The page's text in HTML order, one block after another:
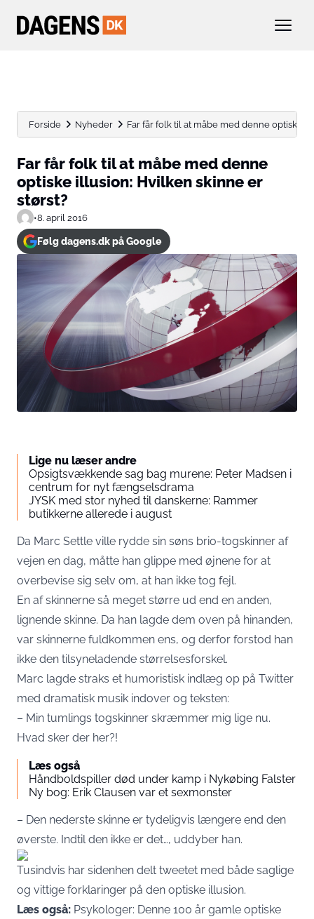
Forside Nyheder Far får folk til at måbe med denne optiske
Far får folk til at måbe med denne
optiske illusion: Hvilken skinne er
størst?
•8. april 2016
Følg dagens.dk på Google
Lige nu læser andre
Opsigtsvækkende sag bag murene: Peter Madsen i
centrum for nyt fængselsdrama
JYSK med stor nyhed til danskerne: Rammer
butikkerne allerede i august
Da Marc Settle ville rydde sin søns brio-togskinner af
vejen en dag, måtte han glippe med øjnene for at
overbevise sig selv om, at han ikke tog fejl.
En af skinnerne så meget større ud end en anden,
lignende skinne. Da han lagde dem oven på hinanden,
var skinnerne fuldkommen ens, og derfor forstod han
ikke den tilsyneladende størrelsesforskel.
Marc lagde straks et humoristisk indlæg op på Twitter
med dramatisk musik indover og teksten:
– Min tumlings togskinner skræmmer mig lige nu.
Hvad sker der her?!
Læs også
Håndboldspiller død under kamp i Nykøbing Falster
Ny bog: Erik Clausen var et sexmonster
– Den nederste skinne er tydeligvis længere end den
øverste. Indtil den ikke er det…, uddyber han.
Tusindvis har sidenhen delt tweetet med både saglige
og vittige forklaringer på den optiske illusion.
Læs også: Psykologer: Denne 100 år gamle optiske